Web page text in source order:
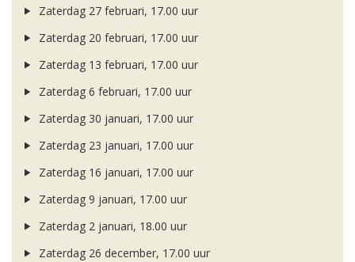
Zaterdag 27 februari, 17.00 uur
Zaterdag 20 februari, 17.00 uur
Zaterdag 13 februari, 17.00 uur
Zaterdag 6 februari, 17.00 uur
Zaterdag 30 januari, 17.00 uur
Zaterdag 23 januari, 17.00 uur
Zaterdag 16 januari, 17.00 uur
Zaterdag 9 januari, 17.00 uur
Zaterdag 2 januari, 18.00 uur
Zaterdag 26 december, 17.00 uur